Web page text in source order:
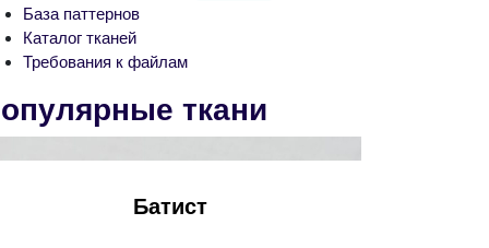
База паттернов
Каталог тканей
Требования к файлам
ткани
Батист